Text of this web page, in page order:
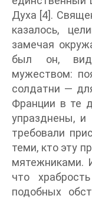
Духа [4]. Священник тихонько сидел в уголке и,
казалось,
замечая
был он,
мужеством:
солдатни —
Франции в те
упразднены, и
требовали
теми, кто эту
мятежниками.
что
подобных